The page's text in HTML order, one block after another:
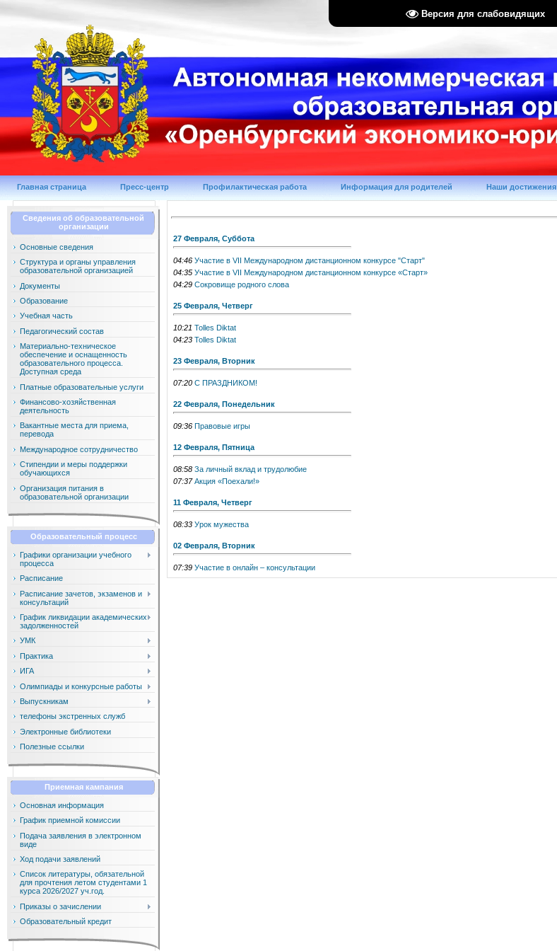
Версия для слабовидящих
Главная страница Пресс-центр Профилактическая работа Информация для родителей Наши достижения
Сведения об образовательной
организации
Основные сведения
Структура и органы управления
образовательной организацией
Документы
Образование
Учебная часть
Педагогический состав
Материально-техническое
обеспечение и оснащенность
образовательного процесса.
Доступная среда
Платные образовательные услуги
Финансово-хозяйственная
деятельность
Вакантные места для приема,
перевода
Международное сотрудничество
Стипендии и меры поддержки
обучающихся
Организация питания в
образовательной организации
Образовательный процесс
Графики организации учебного
процесса
Расписание
Расписание зачетов, экзаменов и
консультаций
График ликвидации академических
задолженностей
УМК
Практика
ИГА
Олимпиады и конкурсные работы
Выпускникам
телефоны экстренных служб
Электронные библиотеки
Полезные ссылки
Приемная кампания
Основная информация
График приемной комиссии
Подача заявления в электронном
виде
Ход подачи заявлений
Список литературы, обязательной
для прочтения летом студентами 1
курса 2026/2027 уч.год.
Приказы о зачислении
Образовательный кредит
27 Февраля, Суббота
04:46 Участие в VII Международном дистанционном конкурсе "Старт"
04:35 Участие в VII Международном дистанционном конкурсе «Старт»
04:29 Сокровище родного слова
25 Февраля, Четверг
10:21 Tolles Diktat
04:23 Tolles Diktat
23 Февраля, Вторник
07:20 С ПРАЗДНИКОМ!
22 Февраля, Понедельник
09:36 Правовые игры
12 Февраля, Пятница
08:58 За личный вклад и трудолюбие
07:37 Акция «Поехали!»
11 Февраля, Четверг
08:33 Урок мужества
02 Февраля, Вторник
07:39 Участие в онлайн – консультации